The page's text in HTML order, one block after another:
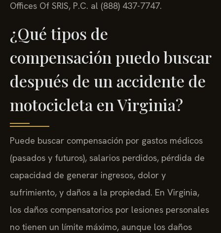
Offices Of SRIS, P.C. al (888) 437-7747.
¿Qué tipos de
compensación puedo buscar
después de un accidente de
motocicleta en Virginia?
Puede buscar compensación por gastos médicos
(pasados y futuros), salarios perdidos, pérdida de
capacidad de generar ingresos, dolor y
sufrimiento, y daños a la propiedad. En Virginia,
los daños compensatorios por lesiones personales
no tienen un límite máximo, aunque los daños